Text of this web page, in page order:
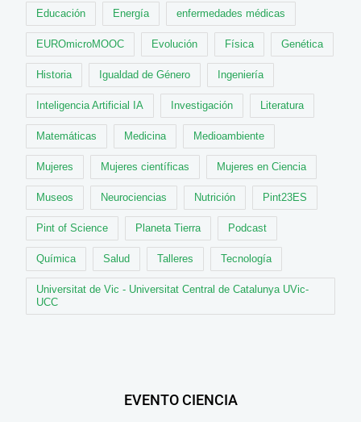
Educación Energía enfermedades médicas
EUROmicroMOOC Evolución Física Genética
Historia Igualdad de Género Ingeniería
Inteligencia Artificial IA Investigación Literatura
Matemáticas Medicina Medioambiente
Mujeres Mujeres científicas Mujeres en Ciencia
Museos Neurociencias Nutrición Pint23ES
Pint of Science Planeta Tierra Podcast
Química Salud Talleres Tecnología
Universitat de Vic - Universitat Central de Catalunya UVic-
UCC
EVENTO CIENCIA